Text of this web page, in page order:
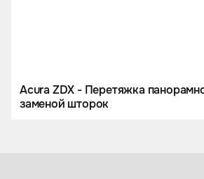
Acura ZDX - Перетяжка
заменой шторок